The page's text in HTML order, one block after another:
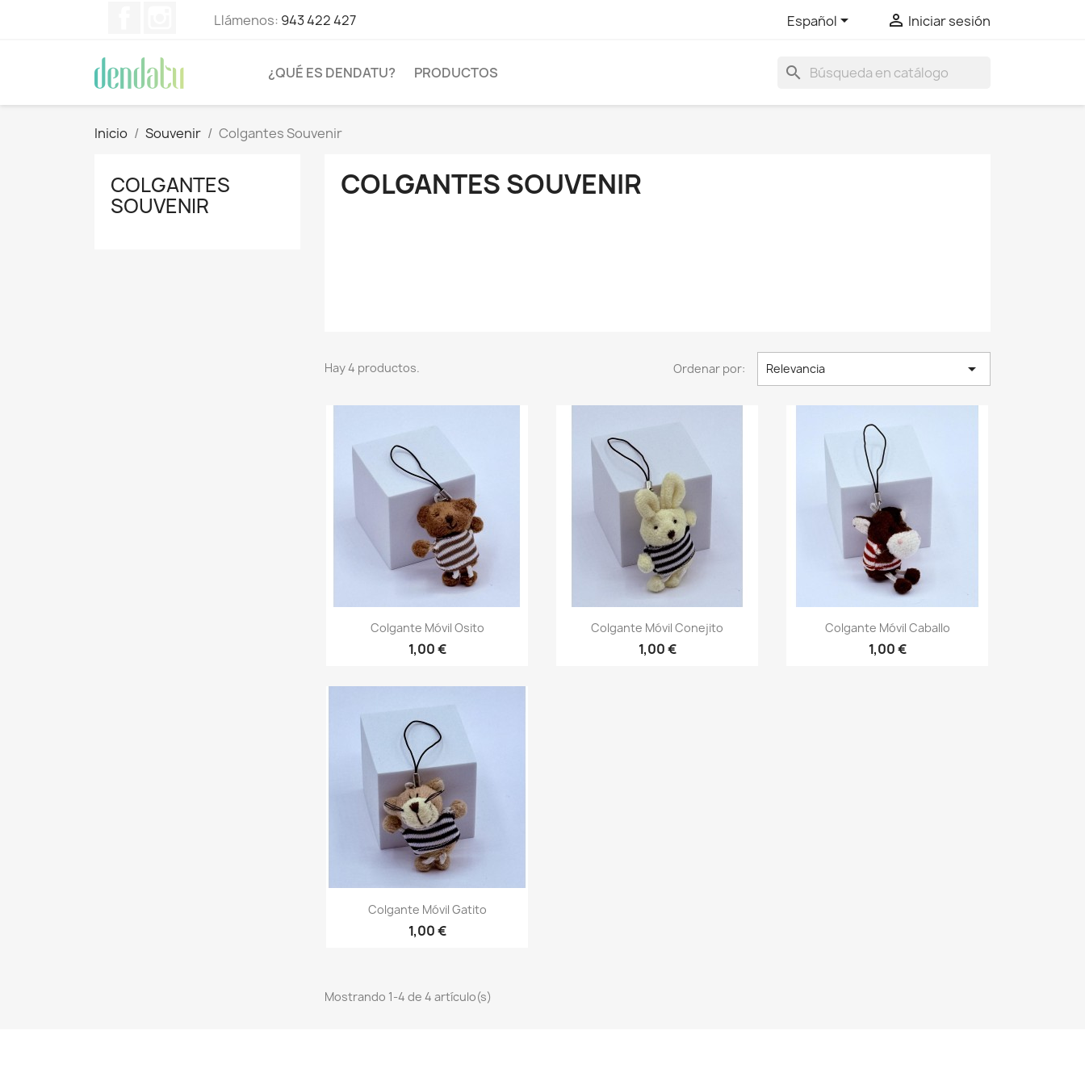
Llámenos: 943 422 427 Español  Iniciar sesión
¿QUÉ ES DENDATU? PRODUCTOS search
Inicio Souvenir Colgantes Souvenir
COLGANTES
SOUVENIR
COLGANTES SOUVENIR
Hay 4 productos. Ordenar por: Relevancia 
Vista rápida
Colgante Móvil Osito
1,00 €
Vista rápida
Colgante Móvil Conejito
1,00 €
Vista rápida
Colgante Móvil Caballo
1,00 €
Vista rápida
Colgante Móvil Gatito
1,00 €
Mostrando 1-4 de 4 artículo(s)